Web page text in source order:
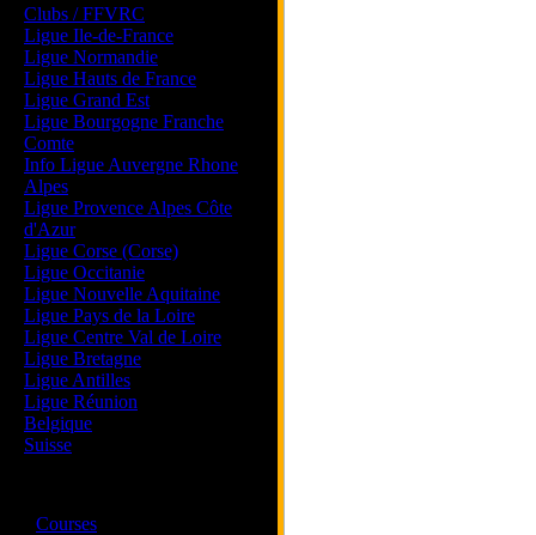
Clubs / FFVRC
Ligue Ile-de-France
Ligue Normandie
Ligue Hauts de France
Ligue Grand Est
Ligue Bourgogne Franche
Comte
Info Ligue Auvergne Rhone
Alpes
Ligue Provence Alpes Côte
d'Azur
Ligue Corse (Corse)
Ligue Occitanie
Ligue Nouvelle Aquitaine
Ligue Pays de la Loire
Ligue Centre Val de Loire
Ligue Bretagne
Ligue Antilles
Ligue Réunion
Belgique
Suisse
Courses